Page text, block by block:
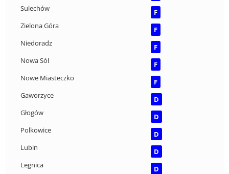
Sulechów
F
Zielona Góra
F
Niedoradz
F
Nowa Sól
F
Nowe Miasteczko
F
Gaworzyce
D
Głogów
D
Polkowice
D
Lubin
D
Legnica
D